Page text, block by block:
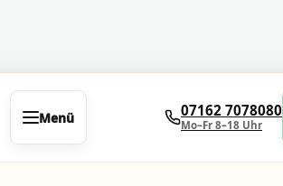
Menü 07162 7078080
Mo–Fr 8–18 Uhr